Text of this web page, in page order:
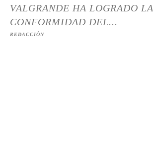
VALGRANDE HA LOGRADO LA
CONFORMIDAD DEL...
REDACCIÓN